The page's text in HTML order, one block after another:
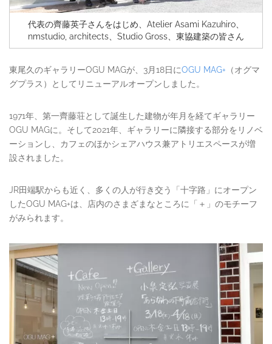
代表の齊藤英子さんをはじめ、Atelier Asami Kazuhiro、
nmstudio, architects、Studio Gross、東協建築の皆さん
東尾久のギャラリーOGU MAGが、3月18日にOGU MAG+ （オグマ
グプラス）としてリニューアルオープンしました。
1971年、第一齊藤荘として誕生した建物が年月を経てギャラリー
OGU MAGに。そして2021年、ギャラリーに隣接する部分をリノベ
ーションし、カフェのほかシェアハウス兼アトリエスペースが増
設されました。
JR田端駅からも近く、多くの人が行き交う「十字路」にオープン
したOGU MAG+は、店内のさまざまなところに「＋」のモチーフ
がみられます。